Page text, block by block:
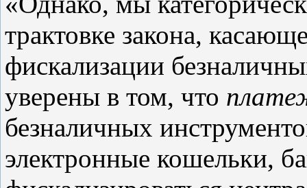
трактовке закона,
фискализации
уверены в том, что
безналичных
электронные кошельки,